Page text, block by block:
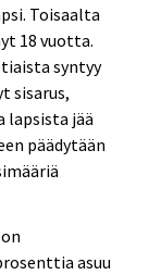
Toisaalta
18 vuotta.
syntyy
sisarus,
lapsista jää
päädytään
asuu